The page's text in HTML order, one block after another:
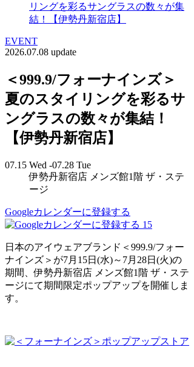
リングを彩るサングラスの数々が集
結！【伊勢丹新宿店】
EVENT
2026.07.08 update
＜999.9/フォーナインズ＞
夏のスタイリングを彩るサ
ングラスの数々が集結！
【伊勢丹新宿店】
07.15 Wed -07.28 Tue
伊勢丹新宿店 メンズ館1階 ザ・ステ
ージ
Googleカレンダーに登録する
15
日本のアイウェアブランド＜999.9/フォー
ナインズ＞が7月15日(水)～7月28日(火)の
期間、伊勢丹新宿店 メンズ館1階 ザ・ステ
ージにて期間限定ポップアップを開催しま
す。